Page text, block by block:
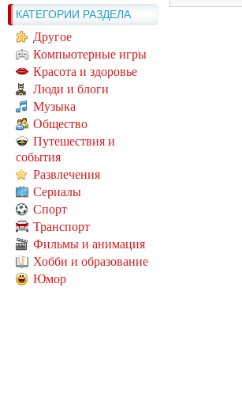
КАТЕГОРИИ РАЗДЕЛА
Другое
Компьютерные игры
Красота и здоровье
Люди и блоги
Музыка
Общество
Путешествия и
события
Развлечения
Сериалы
Спорт
Транспорт
Фильмы и анимация
Хобби и образование
Юмор